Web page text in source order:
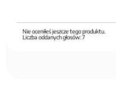
Nie oceniłeś jeszcze tego produktu.
Liczba oddanych głosów:7